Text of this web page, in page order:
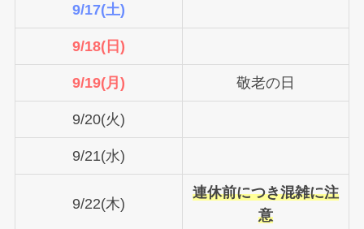
9/17(土)
9/18(日)
9/19(月) 敬老の日
9/20(火)
9/21(水)
9/22(木)
連休前につき混雑に注
意